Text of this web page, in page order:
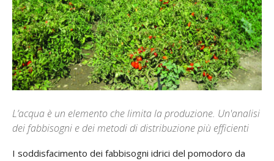
L’acqua è un elemento che limita la produzione. Un'analisi
dei fabbisogni e dei metodi di distribuzione più efficienti
I soddisfacimento dei fabbisogni idrici del pomodoro da